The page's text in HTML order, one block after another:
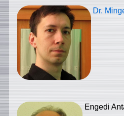
Dr.
Engedi